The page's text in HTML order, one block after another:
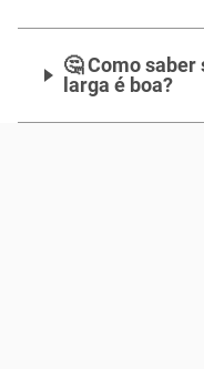
🤔 Como
larga é boa?